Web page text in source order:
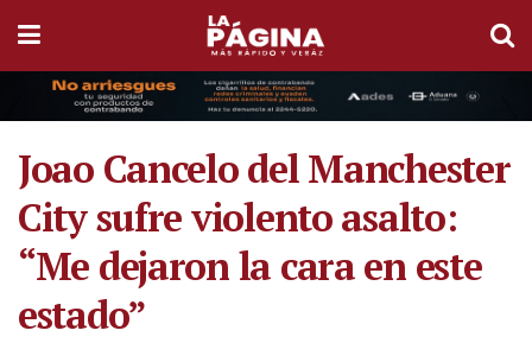
Joao Cancelo del Manchester
City sufre violento asalto:
“Me dejaron la cara en este
estado”